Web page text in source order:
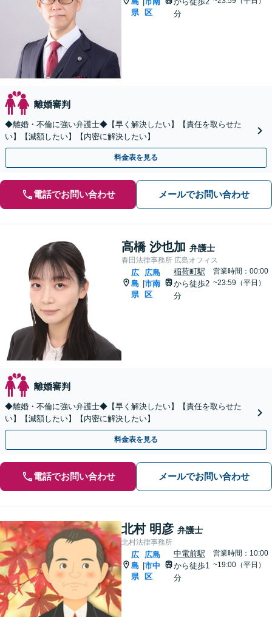
県
区
分
離婚審判
◆離婚・不倫に強い弁護士◆【早く解決したい】【責任を取らせた
い】【減額したい】【内密に解決したい】
料金表を見る
電話でお問い合わせ メールでお問い合わせ
高橋 沙也加 弁護士
春田法律事務所 広島オフィス
広
島
県
広島
市南
区
稲荷町駅
から徒歩2
分
営業時間：00:00
~23:59（平日）
離婚審判
◆離婚・不倫に強い弁護士◆【早く解決したい】【責任を取らせた
い】【減額したい】【内密に解決したい】
料金表を見る
電話でお問い合わせ メールでお問い合わせ
北村 明彦 弁護士
北村法律事務所
広
島
県
広島
市中
区
中電前駅
から徒歩1
分
営業時間：10:00
~19:00（平日）